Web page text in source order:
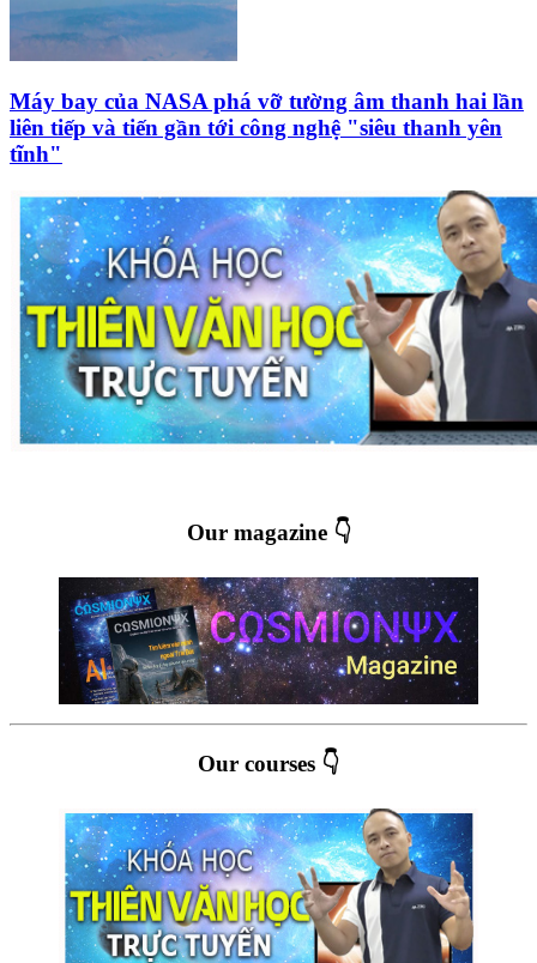
Máy bay của NASA phá vỡ tường âm thanh hai lần
liên tiếp và tiến gần tới công nghệ "siêu thanh yên
tĩnh"
Our magazine 👇
Our courses 👇